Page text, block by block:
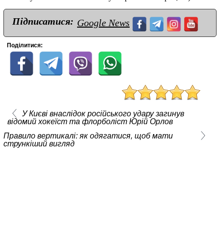
Підписатися: Google News
Поділитися:
У Києві внаслідок російського удару загинув
відомий хокеїст та флорболіст Юрій Орлов
Правило вертикалі: як одягатися, щоб мати
стрункіший вигляд